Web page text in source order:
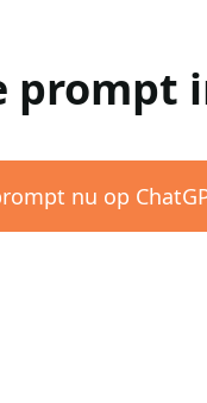
prompt
nu op